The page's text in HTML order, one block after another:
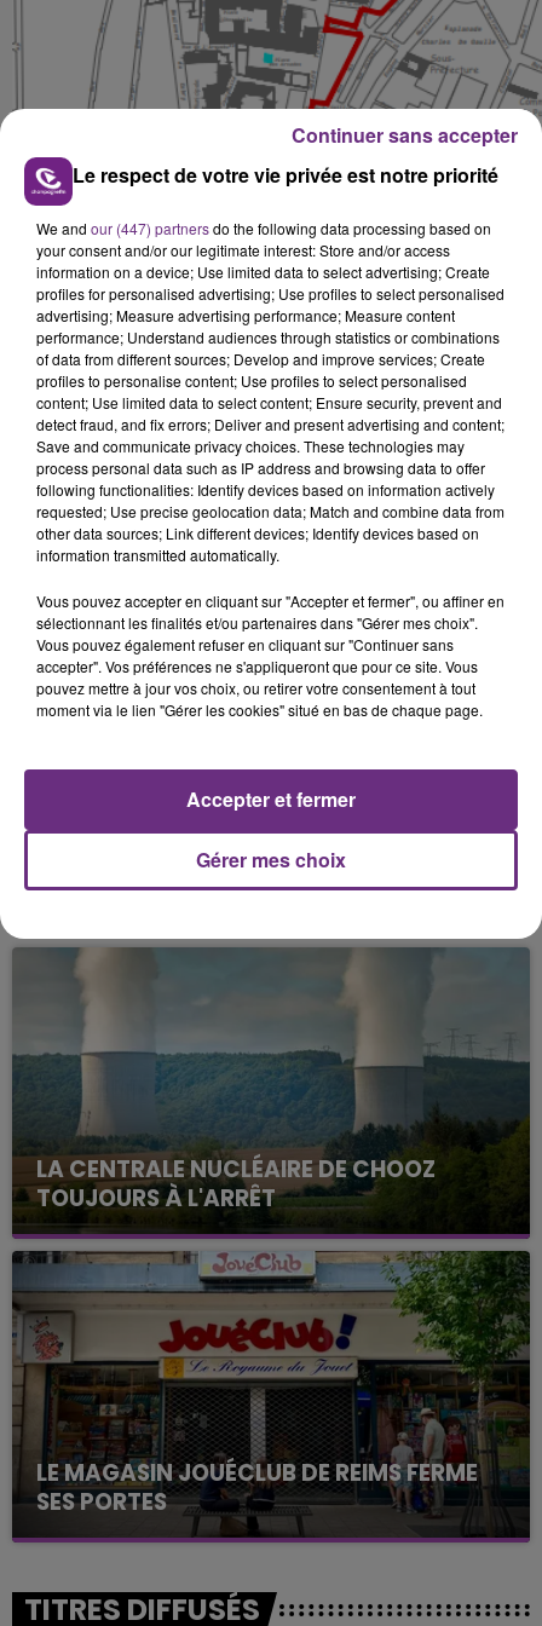
Dans le cadre d'un périmètre élargi de protection de
sécurité, des restrictions de circulation et d'accès
piétons pourront également être mises en place par
la Ville d'Epernay et les forces de police.
Action syndicale
Et puis, comme nous le signalions dès hier, le chef de
l’Etat aura le droit à un comité d’accueil syndical à
La CGT lance un appel à un rassemblement demain
(jeudi 14 novembre) à 14h sur l’Avenue de
Champagne.
LA CENTRALE NUCLÉAIRE DE CHOOZ
TOUJOURS À L'ARRÊT
Cela fait déjà une semaine que la centrale
nucléaire ardennaise est à l'arrêt. Une situation
justifiée par la sécheresse intense qui est toujours
présente.
LE MAGASIN JOUÉCLUB DE REIMS FERME
SES PORTES
C'était l'une des institutions du centre-ville
fermer ses portes.
TITRES DIFFUSÉS
Le respect de votre vie privée est notre priorité
We and our (447) partnersdo the following data processing based on
your consent and/or our legitimate interest: Store and/or access
information on a device; Use limited data to select advertising; Create
profiles for personalised advertising; Use profiles to select personalised
advertising; Measure advertising performance; Measure content
performance; Understand audiences through statistics or combinations
of data from different sources; Develop and improve services; Create
profiles to personalise content; Use profiles to select personalised
content; Use limited data to select content; Ensure security, prevent and
detect fraud, and fix errors; Deliver and present advertising and content;
Save and communicate privacy choices. These technologies may
process personal data such as IP address and browsing data to offer
following functionalities: Identify devices based on information actively
requested; Use precise geolocation data; Match and combine data from
other data sources; Link different devices; Identify devices based on
information transmitted automatically.
Vous pouvez accepter en cliquant sur "Accepter et fermer", ou affiner en
sélectionnant les finalités et/ou partenaires dans "Gérer mes choix".
Vous pouvez également refuser en cliquant sur "Continuer sans
accepter". Vos préférences ne s'appliqueront que pour ce site. Vous
pouvez mettre à jour vos choix, ou retirer votre consentement à tout
moment via le lien "Gérer les cookies" situé en bas de chaque page.
Gérer mes choix
Accepter et fermer
Continuer sans accepter